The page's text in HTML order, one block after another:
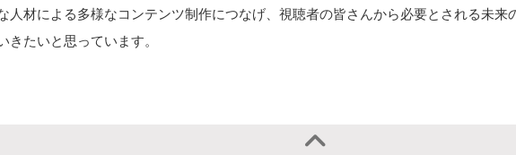
人材による多様なコンテンツ制作につなげ、視聴者の皆さんから必要とされる未来
きたいと思っています。